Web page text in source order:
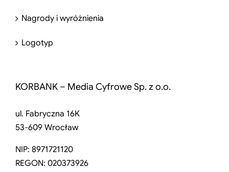
Nagrody i wyróżnienia
Logotyp
KORBANK – Media Cyfrowe Sp. z o.o.
ul. Fabryczna 16K
53-609 Wrocław
NIP: 8971721120
REGON: 020373926